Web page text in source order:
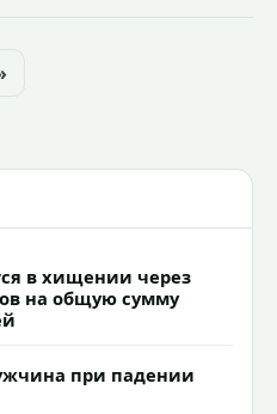
исторических
в хищении через
на общую сумму
при падении